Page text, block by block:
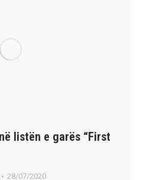
listën e garës “First
28/07/2020